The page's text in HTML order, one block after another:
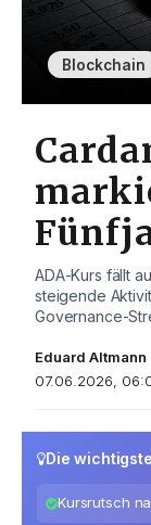
Blockchain
ADA-Kurs fällt
steigende
Governance-
Eduard Altmann
07.06.2026,
Die
Kursrutsch